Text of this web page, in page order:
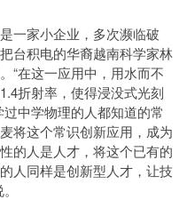
一家小企业，多次濒临破
台积电的华裔越南科学家林
“在这一应用中，用水而不
折射率，使得浸没式光刻
中学物理的人都知道的常
将这个常识创新应用，成为
的人是人才，将这个已有的
人同样是创新型人才，让技